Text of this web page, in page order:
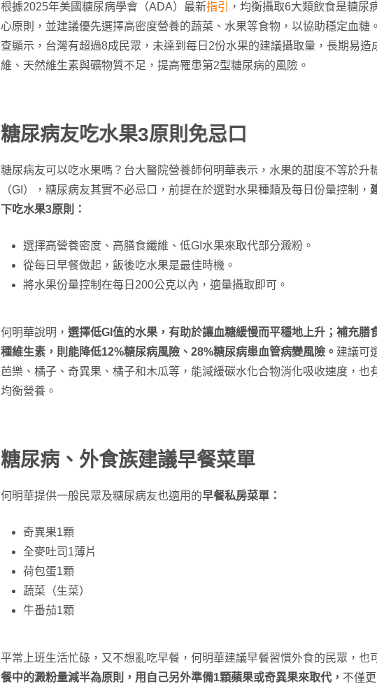
根據2025年美國糖尿病學會（ADA）最新指引
，均衡攝取6大類飲食是糖尿
心原則，並建議優先選擇高密度營養的蔬菜、水果等食物，以協助穩定血糖
查顯示，台灣有超過8成民眾，未達到每日2份水果的建議攝取量，長期易造
維、天然維生素與礦物質不足，提高罹患第2型糖尿病的風險。
糖尿病友吃水果3原則免忌口
糖尿病友可以吃水果嗎？台大醫院營養師何明華表示，水果的甜度不等於升
（GI），糖尿病友其實不必忌口，前提在於選對水果種類及每日份量控制，
下吃水果3原則：
選擇高營養密度、高膳食纖維、低GI水果來取代部分澱粉。
從每日早餐做起，飯後吃水果是最佳時機。
將水果份量控制在每日200公克以內，適量攝取即可。
何明華說明， 選擇低GI值的水果，有助於讓血糖緩慢而平穩地上升；補充膳
種維生素，則能降低12%糖尿病風險、28%糖尿病患血管病變風險。 建議可
芭樂、橘子、奇異果、橘子和木瓜等，能減緩碳水化合物消化吸收速度，也
均衡營養。
糖尿病、外食族建議早餐菜單
何明華提供一般民眾及糖尿病友也適用的早餐私房菜單：
奇異果1顆
全麥吐司1薄片
荷包蛋1顆
蔬菜（生菜）
牛番茄1顆
平常上班生活忙碌，又不想亂吃早餐，何明華建議早餐習慣外食的民眾，也
餐中的澱粉量減半為原則，用自己另外準備1顆蘋果或奇異果來取代， 不僅